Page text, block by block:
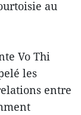
au
Vo Thi
les
entre